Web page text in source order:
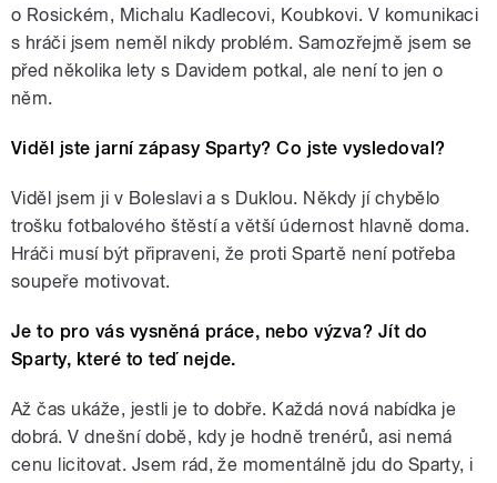
o Rosickém, Michalu Kadlecovi, Koubkovi. V komunikaci
s hráči jsem neměl nikdy problém. Samozřejmě jsem se
před několika lety s Davidem potkal, ale není to jen o
něm.
Viděl jste jarní zápasy Sparty? Co jste vysledoval?
Viděl jsem ji v Boleslavi a s Duklou. Někdy jí chybělo
trošku fotbalového štěstí a větší údernost hlavně doma.
Hráči musí být připraveni, že proti Spartě není potřeba
soupeře motivovat.
Je to pro vás vysněná práce, nebo výzva? Jít do
Sparty, které to teď nejde.
Až čas ukáže, jestli je to dobře. Každá nová nabídka je
dobrá. V dnešní době, kdy je hodně trenérů, asi nemá
cenu licitovat. Jsem rád, že momentálně jdu do Sparty, i